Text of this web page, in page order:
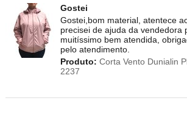
Gostei
Gostei,bom material, atentece
precisei de ajuda da vendedora
muitíssimo bem atendida,
pelo atendimento.
Produto: Corta Vento Dunialin
2237